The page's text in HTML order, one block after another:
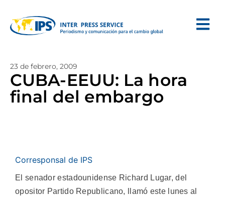
23 de febrero, 2009
CUBA-EEUU: La hora
final del embargo
Corresponsal de IPS
El senador estadounidense Richard Lugar, del
opositor Partido Republicano, llamó este lunes al